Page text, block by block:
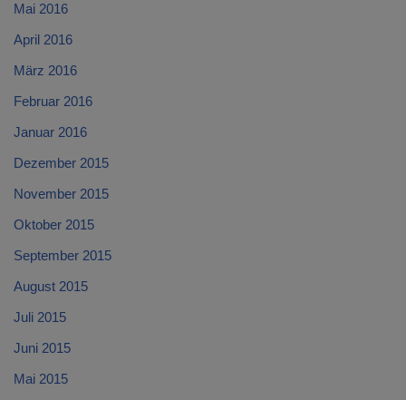
Mai 2016
April 2016
März 2016
Februar 2016
Januar 2016
Dezember 2015
November 2015
Oktober 2015
September 2015
August 2015
Juli 2015
Juni 2015
Mai 2015